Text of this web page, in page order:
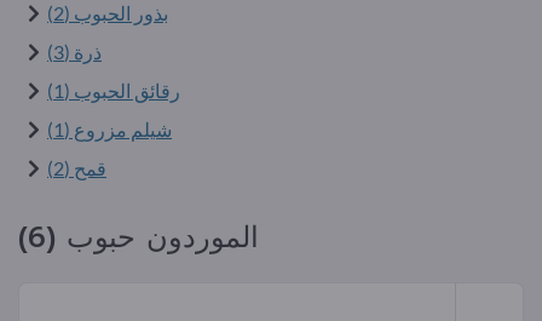
بذور الحبوب (2)
ذرة (3)
رقائق الحبوب (1)
شيلم مزروع (1)
قمح (2)
الموردون حبوب (6)